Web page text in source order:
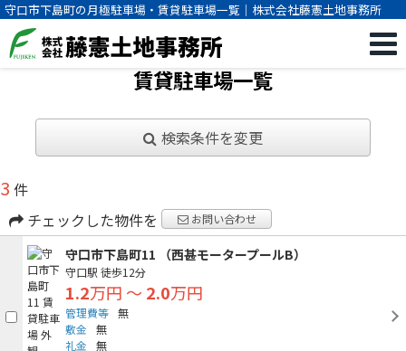
守口市下島町の月極駐車場・賃貸駐車場一覧｜株式会社藤憲土地事務所
賃貸駐車場一覧
検索条件を変更
3 件
チェックした物件を
お問い合わせ
守口市下島町11 （西甚モータープールB）
守口駅 徒歩12分
1.2万円 ～ 2.0万円
管理費等 無
敷金
無
礼金
無